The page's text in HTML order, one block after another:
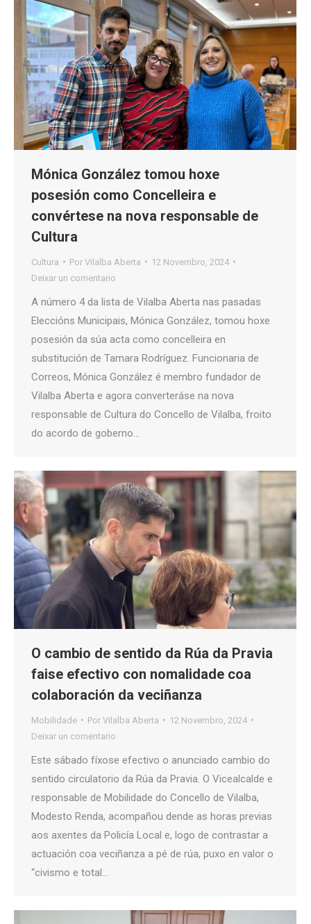
Mónica González tomou hoxe
posesión como Concelleira e
convértese na nova responsable de
Cultura
Cultura Por Vilalba Aberta
12 Novembro, 2024
Deixar un comentario
A número 4 da lista de Vilalba Aberta nas pasadas
Eleccións Municipais, Mónica González, tomou hoxe
posesión da súa acta como concelleira en
substitución de Tamara Rodríguez. Funcionaria de
Correos, Mónica González é membro fundador de
Vilalba Aberta e agora converteráse na nova
responsable de Cultura do Concello de Vilalba, froito
do acordo de goberno…
O cambio de sentido da Rúa da Pravia
faise efectivo con nomalidade coa
colaboración da veciñanza
Mobilidade Por Vilalba Aberta
12 Novembro, 2024
Deixar un comentario
Este sábado fíxose efectivo o anunciado cambio do
sentido circulatorio da Rúa da Pravia. O Vicealcalde e
responsable de Mobilidade do Concello de Vilalba,
Modesto Renda, acompañou dende as horas previas
aos axentes da Policía Local e, logo de contrastar a
actuación coa veciñanza a pé de rúa, puxo en valor o
“civismo e total…